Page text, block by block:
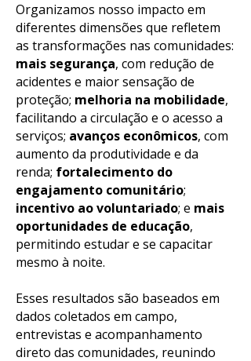
Organizamos nosso impacto em
diferentes dimensões que refletem
as transformações nas comunidades:
mais segurança, com redução de
acidentes e maior sensação de
proteção; melhoria na mobilidade,
facilitando a circulação e o acesso a
serviços; avanços econômicos, com
aumento da produtividade e da
renda; fortalecimento do
engajamento comunitário;
incentivo ao voluntariado; e mais
oportunidades de educação,
permitindo estudar e se capacitar
mesmo à noite.
Esses resultados são baseados em
dados coletados em campo,
entrevistas e acompanhamento
direto das comunidades, reunindo